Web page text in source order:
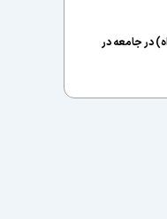
در جامعه در